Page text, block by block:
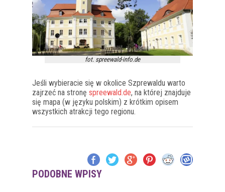
fot. spreewald-info.de
Jeśli wybieracie się w okolice Szprewaldu warto
zajrzeć na stronę spreewald.de, na której znajduje
się mapa (w języku polskim) z krótkim opisem
wszystkich atrakcji tego regionu.
PODOBNE WPISY